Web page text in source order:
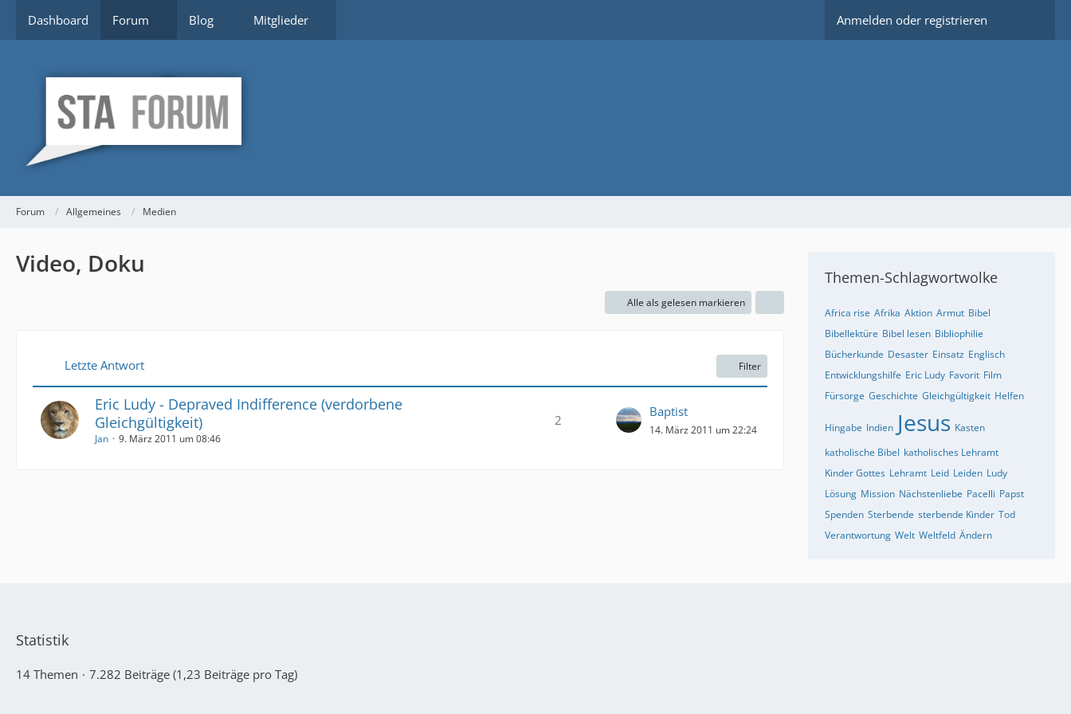
Dashboard Forum Blog Mitglieder Anmelden oder registrieren
Forum Allgemeines Medien
Video, Doku
Alle als gelesen markieren
Letzte Antwort Filter
Eric Ludy - Depraved Indifference (verdorbene
Gleichgültigkeit)
Jan 9. März 2011 um 08:46
2
Baptist
14. März 2011 um 22:24
Themen-Schlagwortwolke
Africa rise Afrika Aktion Armut Bibel
Bibellektüre Bibel lesen Bibliophilie
Bücherkunde Desaster Einsatz Englisch
Entwicklungshilfe Eric Ludy Favorit Film
Fürsorge Geschichte Gleichgültigkeit Helfen
Hingabe Indien Jesus Kasten
katholische Bibel katholisches Lehramt
Kinder Gottes Lehramt Leid Leiden Ludy
Lösung Mission Nächstenliebe Pacelli Papst
Spenden Sterbende sterbende Kinder Tod
Verantwortung Welt Weltfeld Ändern
Statistik
14 Themen 7.282 Beiträge (1,23 Beiträge pro Tag)